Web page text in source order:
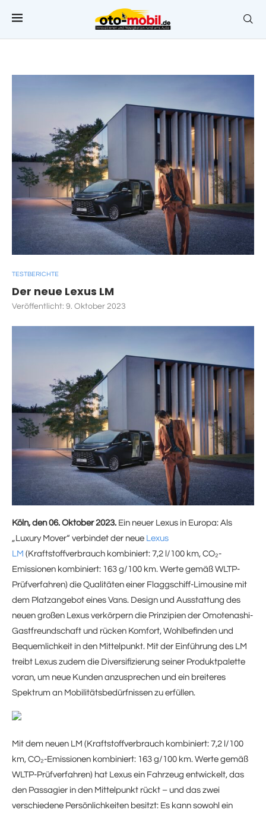
TESTBERICHTE
Der neue Lexus LM
Veröffentlicht: 9. Oktober 2023
Köln, den 06. Oktober 2023. Ein neuer Lexus in Europa: Als
„Luxury Mover“ verbindet der neue Lexus
LM (Kraftstoffverbrauch kombiniert: 7,2 l/100 km, CO₂-
Emissionen kombiniert: 163 g/100 km. Werte gemäß WLTP-
Prüfverfahren) die Qualitäten einer Flaggschiff-Limousine mit
dem Platzangebot eines Vans. Design und Ausstattung des
neuen großen Lexus verkörpern die Prinzipien der Omotenashi-
Gastfreundschaft und rücken Komfort, Wohlbefinden und
Bequemlichkeit in den Mittelpunkt. Mit der Einführung des LM
treibt Lexus zudem die Diversifizierung seiner Produktpalette
voran, um neue Kunden anzusprechen und ein breiteres
Spektrum an Mobilitätsbedürfnissen zu erfüllen.
Mit dem neuen LM (Kraftstoffverbrauch kombiniert: 7,2 l/100
km, CO₂-Emissionen kombiniert: 163 g/100 km. Werte gemäß
WLTP-Prüfverfahren) hat Lexus ein Fahrzeug entwickelt, das
den Passagier in den Mittelpunkt rückt – und das zwei
verschiedene Persönlichkeiten besitzt: Es kann sowohl ein